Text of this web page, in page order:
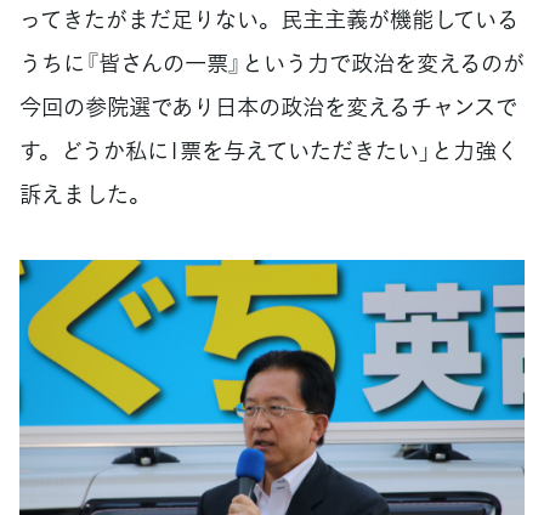
ってきたがまだ足りない。民主主義が機能している
うちに『皆さんの一票』という力で政治を変えるのが
今回の参院選であり日本の政治を変えるチャンスで
す。どうか私に1票を与えていただきたい」と力強く
訴えました。